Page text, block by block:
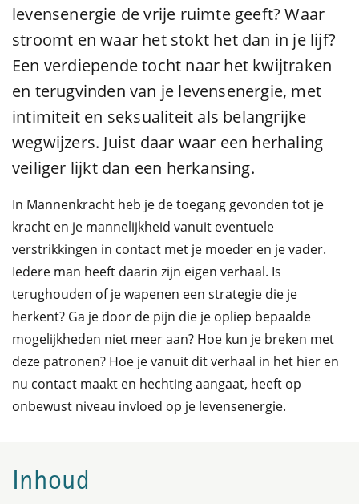
levensenergie de vrije ruimte geeft? Waar
stroomt en waar het stokt het dan in je lijf?
Een verdiepende tocht naar het kwijtraken
en terugvinden van je levensenergie, met
intimiteit en seksualiteit als belangrijke
wegwijzers. Juist daar waar een herhaling
veiliger lijkt dan een herkansing.
In Mannenkracht heb je de toegang gevonden tot je
kracht en je mannelijkheid vanuit eventuele
verstrikkingen in contact met je moeder en je vader.
Iedere man heeft daarin zijn eigen verhaal. Is
terughouden of je wapenen een strategie die je
herkent? Ga je door de pijn die je opliep bepaalde
mogelijkheden niet meer aan? Hoe kun je breken met
deze patronen? Hoe je vanuit dit verhaal in het hier en
nu contact maakt en hechting aangaat, heeft op
onbewust niveau invloed op je levensenergie.
Inhoud